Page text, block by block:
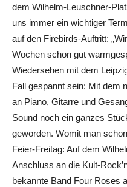
dem Wilhelm-Leuschner-
uns immer ein wichtiger
auf den Firebirds-Auftritt:
Wochen schon gut
Wiedersehen mit dem
Fall gespannt sein: Mit dem
an Piano, Gitarre und
Sound noch ein ganzes
geworden. Womit man
Feier-Freitag: Auf dem
Anschluss an die Kult-
bekannte Band Four Roses